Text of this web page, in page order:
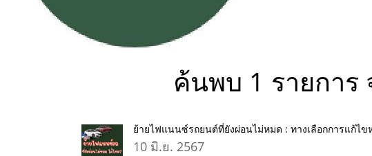
ค้นพบ 1 รายกา
ย้ายไฟแนนซ์รถยนต์ที่ยังผ่อนไม่หมด : ทางเลือกการแก้ไข
10 มิ.ย. 2567